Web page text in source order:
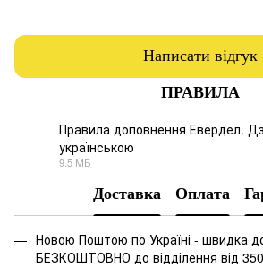
Написати відгук
ПРАВИЛА
Правила доповнення Евердел.
українською
9.5 МБ
Доставка Оплата
Новою Поштою по Україні - швидка
БЕЗКОШТОВНО до відділення від